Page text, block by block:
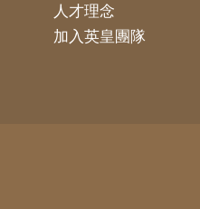
人才理念
加入英皇團隊